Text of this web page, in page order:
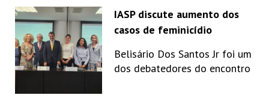
IASP discute aumento dos
casos de feminicídio
Belisário Dos Santos Jr foi um
dos debatedores do encontro